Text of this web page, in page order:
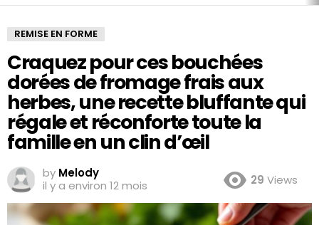
REMISE EN FORME
Craquez pour ces bouchées
dorées de fromage frais aux
herbes, une recette bluffante qui
régale et réconforte toute la
famille en un clin d’œil
by Melody
il y a environ 12 mois
29 Views